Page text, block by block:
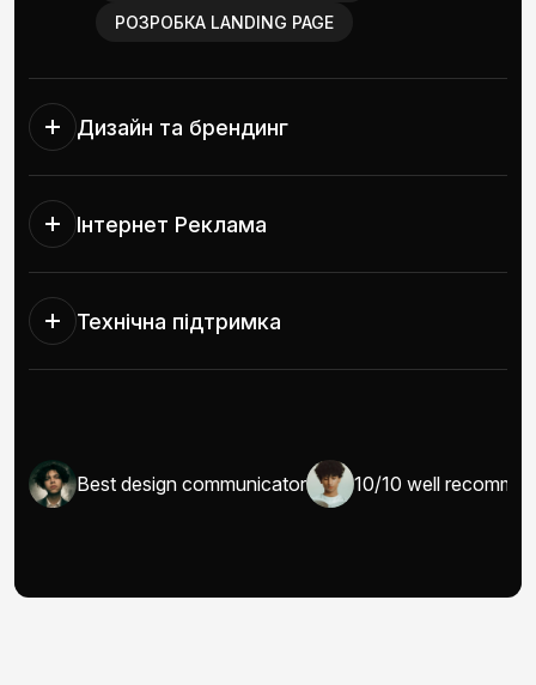
РОЗРОБКА LANDING PAGE
Дизайн та брендинг
Інтернет Реклама
Технічна підтримка
Best design communicator 10/10 well